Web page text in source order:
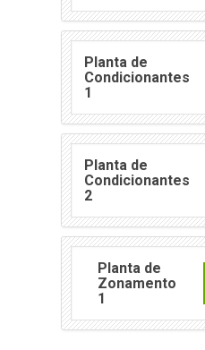
Planta de
Condicionantes
1
Planta de
Condicionantes
2
Planta de
Zonamento
1